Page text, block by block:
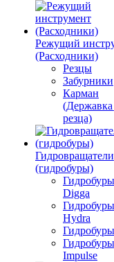
Режущий
(Расходники)
Резцы
Забурники
Карман
(Державка
резца)
Гидровращатели
(гидробуры)
Гидробуры
Digga
Гидробуры
Hydra
Гидробуры
Impulse